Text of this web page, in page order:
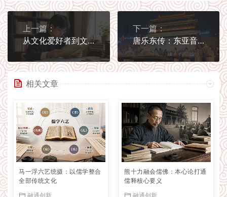
上一篇：
从文化爱好者到文化传播者：一条稳健成长路径
下一篇：
唐乐东传：东亚音乐交流中的中国影响
相关文章
马一浮六艺统摄：以儒学整合
全部传统文化
融通创新
熊十力融会儒佛：本心论打通
儒释核心要义
融通创新